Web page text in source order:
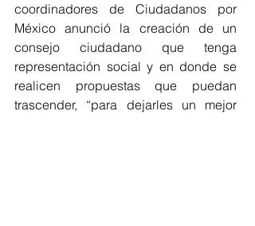
coordinadores de Ciudadanos por
México anunció la creación de un
consejo ciudadano que tenga
representación social y en donde se
realicen propuestas que puedan
trascender, “para dejarles un mejor